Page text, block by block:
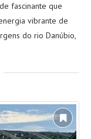
fascinante que
vibrante de
do rio Danúbio,